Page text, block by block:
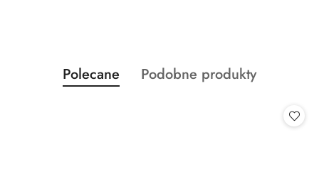
Pomiń karuzelę produktów
Produkty
o
Polecane
Produkty
Podobne produkty